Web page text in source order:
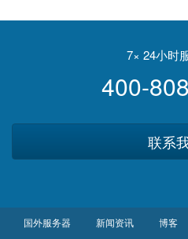
租用)
7× 24小时
400-
联系
国外服务器 新闻资讯 博客